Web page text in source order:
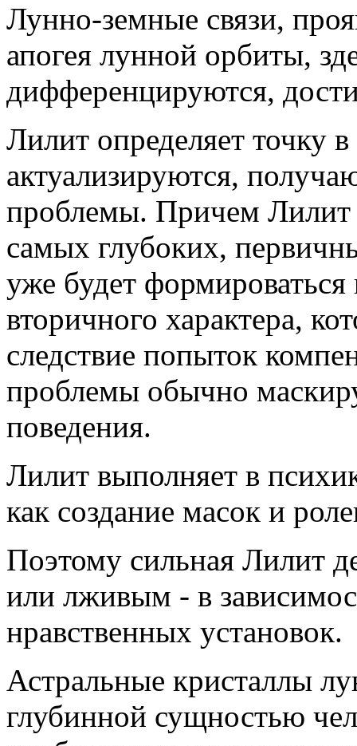
Лунно-земные связи,
апогея лунной орбиты,
дифференцируются,
Лилит определяет точку
актуализируются,
проблемы. Причем Лилит
самых глубоких,
уже будет
вторичного характера,
следствие попыток
проблемы обычно
поведения.
Лилит выполняет в
как создание масок и
Поэтому сильная Лилит
или лживым - в
нравственных установок.
Астральные кристаллы
глубинной сущностью